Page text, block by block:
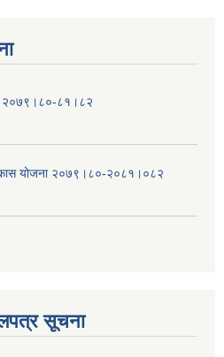
२०७९।८०-८१।८२
योजना २०७९।८०-२०८१।०८२
सूचना